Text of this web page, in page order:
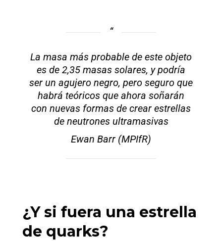
La masa más probable de este objeto
es de 2,35 masas solares, y podría
ser un agujero negro, pero seguro que
habrá teóricos que ahora soñarán
con nuevas formas de crear estrellas
de neutrones ultramasivas
Ewan Barr (MPIfR)
¿Y si fuera una estrella
de quarks?